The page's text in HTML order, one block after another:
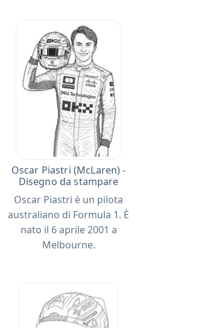
Oscar Piastri (McLaren) -
Disegno da stampare
Oscar Piastri è un pilota
australiano di Formula 1. È
nato il 6 aprile 2001 a
Melbourne.